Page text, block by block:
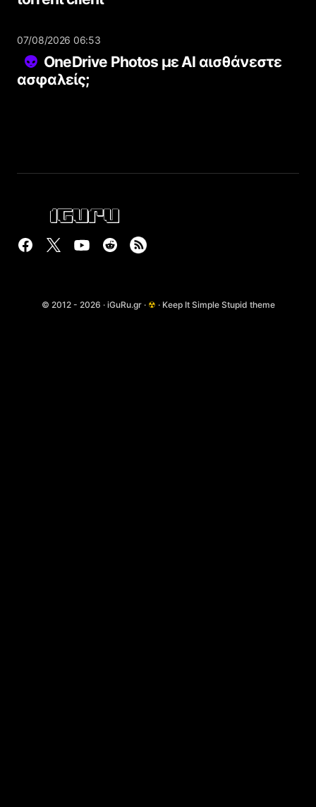
07/08/2026 06:53
OneDrive Photos με AI αισθάνεστε
ασφαλείς;
© 2012 - 2026 · iGuRu.gr · ☢ · Keep It Simple Stupid theme